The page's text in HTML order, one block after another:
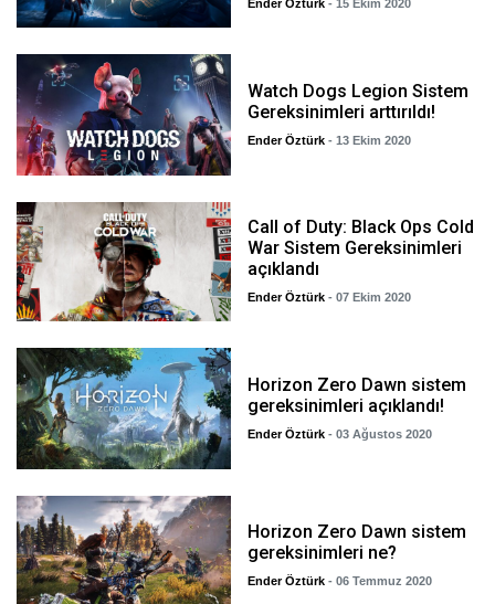
Ender Öztürk - 15 Ekim 2020
Watch Dogs Legion Sistem
Gereksinimleri arttırıldı!
Ender Öztürk - 13 Ekim 2020
Call of Duty: Black Ops Cold
War Sistem Gereksinimleri
açıklandı
Ender Öztürk - 07 Ekim 2020
Horizon Zero Dawn sistem
gereksinimleri açıklandı!
Ender Öztürk - 03 Ağustos 2020
Horizon Zero Dawn sistem
gereksinimleri ne?
Ender Öztürk - 06 Temmuz 2020